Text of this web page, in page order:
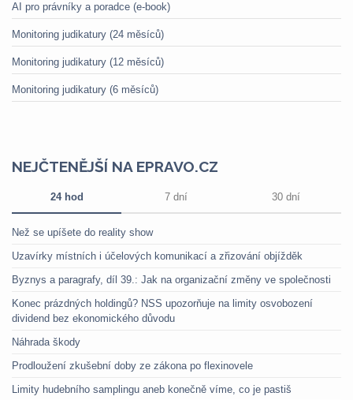
AI pro právníky a poradce (e-book)
Monitoring judikatury (24 měsíců)
Monitoring judikatury (12 měsíců)
Monitoring judikatury (6 měsíců)
NEJČTENĚJŠÍ NA EPRAVO.CZ
24 hod 7 dní 30 dní
Než se upíšete do reality show
Uzavírky místních i účelových komunikací a zřizování objížděk
Byznys a paragrafy, díl 39.: Jak na organizační změny ve společnosti
Konec prázdných holdingů? NSS upozorňuje na limity osvobození
dividend bez ekonomického důvodu
Náhrada škody
Prodloužení zkušební doby ze zákona po flexinovele
Limity hudebního samplingu aneb konečně víme, co je pastiš